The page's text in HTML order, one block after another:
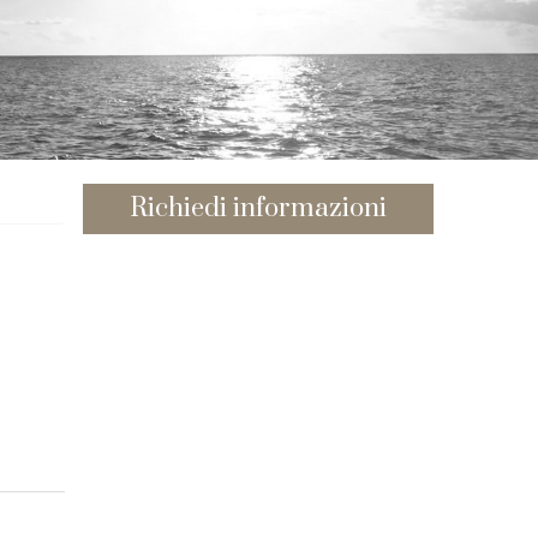
Richiedi informazioni